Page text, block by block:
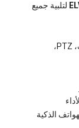
لتلبية جميع
🔹 توريد كاميرات مراقبة متطورة (IP، دوم، بوليت، PTZ،
الذكية